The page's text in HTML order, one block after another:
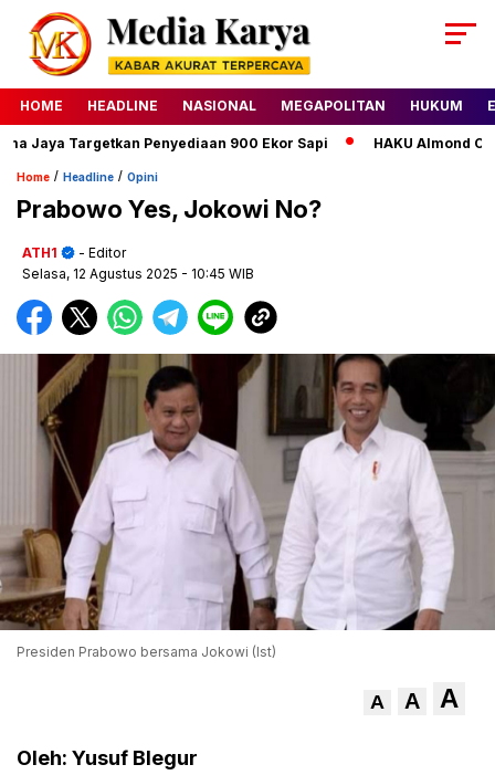
HOME HEADLINE NASIONAL MEGAPOLITAN HUKUM
Targetkan Penyediaan 900 Ekor Sapi HAKU Almond
Home / Headline / Opini
Prabowo Yes, Jokowi No?
ATH1
- Editor
Selasa, 12 Agustus 2025 - 10:45 WIB
Presiden Prabowo bersama Jokowi (Ist)
A A A
Oleh: Yusuf Blegur